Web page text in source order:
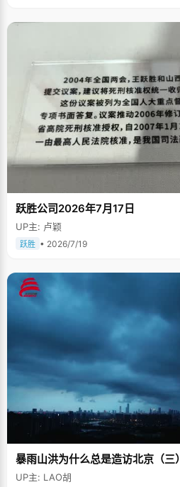
跃胜公司2026年7月17日
UP主: 卢颖
跃胜 • 2026/7/19
暴雨山洪为什么总是造访北京（三）
UP主: LAO胡